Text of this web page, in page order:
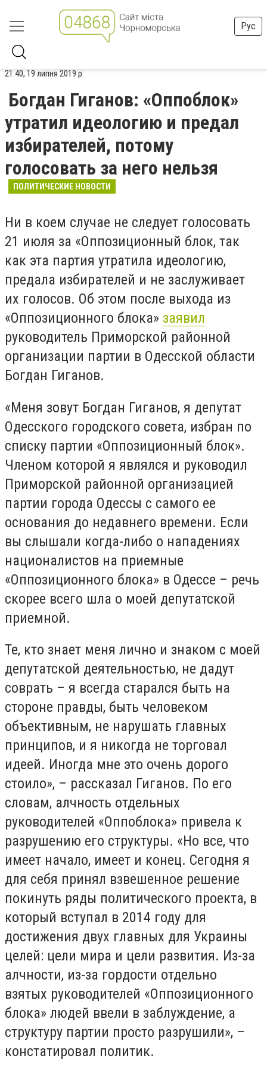
Рус
21:40, 19 липня 2019 р.
Богдан Гиганов: «Оппоблок»
утратил идеологию и предал
избирателей, потому
голосовать за него нельзя
ПОЛИТИЧЕСКИЕ НОВОСТИ
Ни в коем случае не следует голосовать
21 июля за «Оппозиционный блок, так
как эта партия утратила идеологию,
предала избирателей и не заслуживает
их голосов. Об этом после выхода из
«Оппозиционного блока» заявил
руководитель Приморской районной
организации партии в Одесской области
Богдан Гиганов.
«Меня зовут Богдан Гиганов, я депутат
Одесского городского совета, избран по
списку партии «Оппозиционный блок».
Членом которой я являлся и руководил
Приморской районной организацией
партии города Одессы с самого ее
основания до недавнего времени. Если
вы слышали когда-либо о нападениях
националистов на приемные
«Оппозиционного блока» в Одессе – речь
скорее всего шла о моей депутатской
приемной.
Те, кто знает меня лично и знаком с моей
депутатской деятельностью, не дадут
соврать – я всегда старался быть на
стороне правды, быть человеком
объективным, не нарушать главных
принципов, и я никогда не торговал
идеей. Иногда мне это очень дорого
стоило», – рассказал Гиганов. По его
словам, алчность отдельных
руководителей «Оппоблока» привела к
разрушению его структуры. «Но все, что
имеет начало, имеет и конец. Сегодня я
для себя принял взвешенное решение
покинуть ряды политического проекта, в
который вступал в 2014 году для
достижения двух главных для Украины
целей: цели мира и цели развития. Из-за
алчности, из-за гордости отдельно
взятых руководителей «Оппозиционного
блока» людей ввели в заблуждение, а
структуру партии просто разрушили», –
констатировал политик.